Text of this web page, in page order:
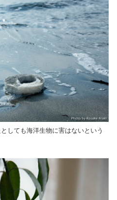
しても海洋生物に害はないという